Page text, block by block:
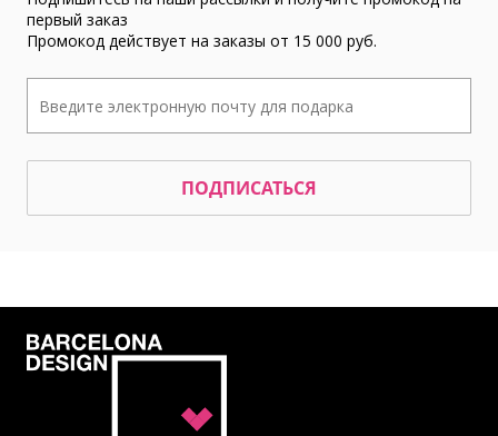
первый заказ
Промокод действует на заказы от 15 000 руб.
ПОДПИСАТЬСЯ